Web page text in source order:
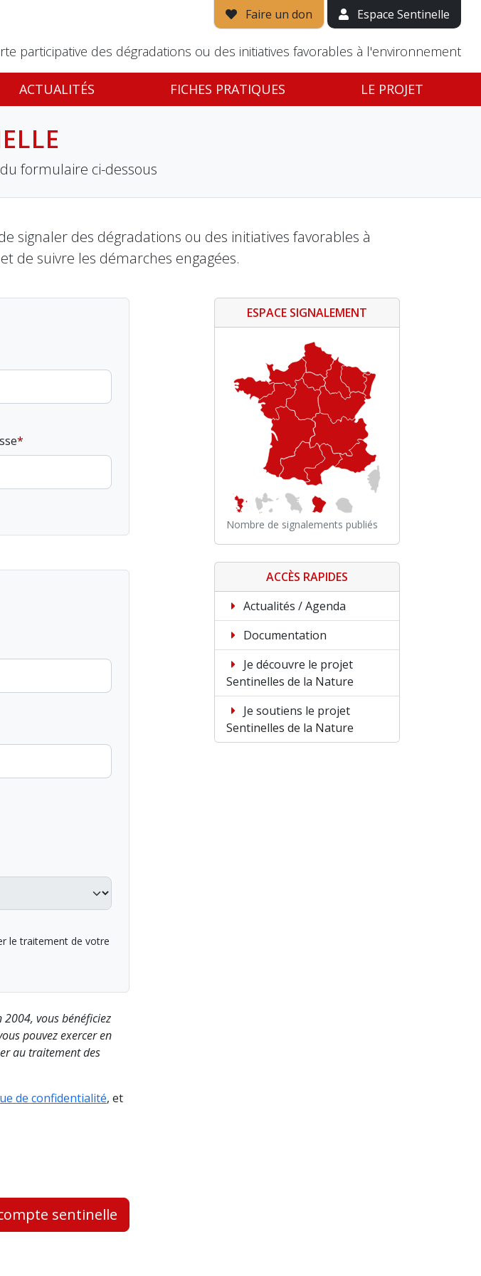
Faire un don Espace Sentinelle
participative des dégradations ou des initiatives favorables à l'environnement
ACTUALITÉS FICHES PRATIQUES LE PROJET
formulaire ci-dessous
signaler des dégradations ou des initiatives favorables à
de suivre les démarches engagées.
le traitement de votre
vous bénéficiez
pouvez exercer en
au traitement des
de confidentialité, et
sentinelle
ESPACE SIGNALEMENT
Nombre de signalements publiés
ACCÈS RAPIDES
Actualités / Agenda
Documentation
Je découvre le projet
Sentinelles de la Nature
Je soutiens le projet
Sentinelles de la Nature